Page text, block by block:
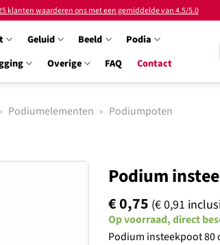
klanten waarderen ons met een gemiddelde van 4.5/5.0
Geluid Beeld
Podia
Overige FAQ Contact
Podiumelementen » Podiumpoten
Podium
€0,75 (€0,91
Op voorraad, direct
Podium insteekpoot 80